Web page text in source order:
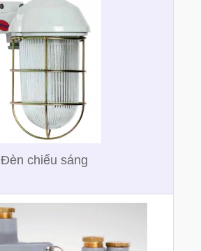
Đèn chiếu sáng